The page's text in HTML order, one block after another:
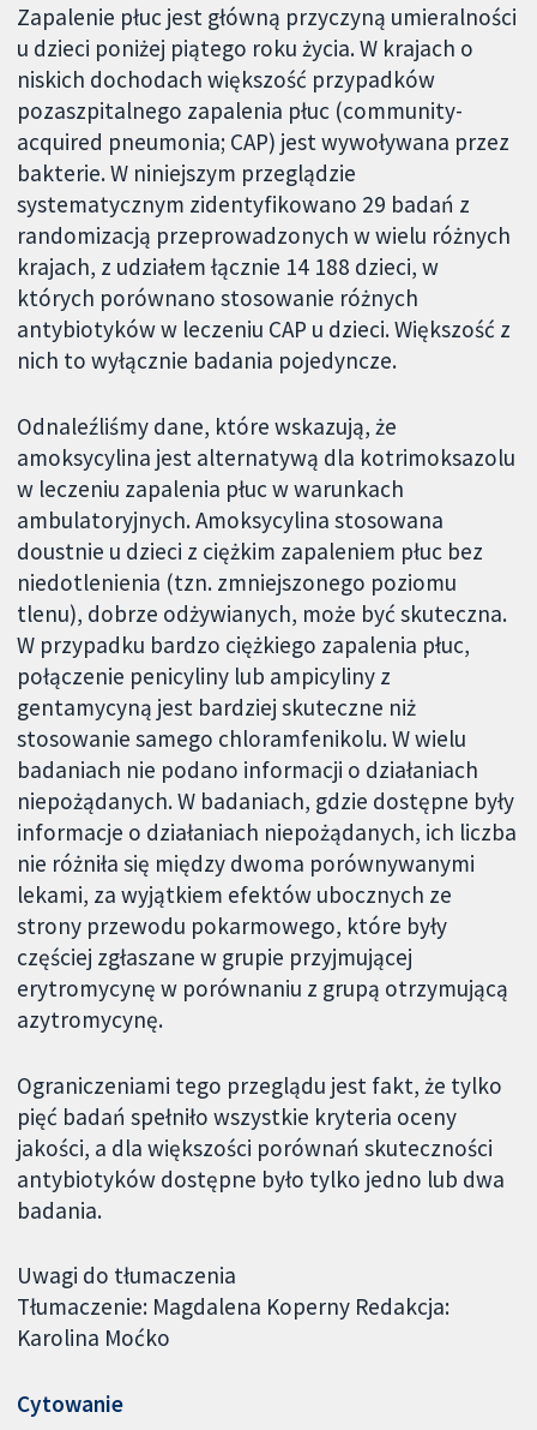
Zapalenie płuc jest główną przyczyną umieralności
u dzieci poniżej piątego roku życia. W krajach o
niskich dochodach większość przypadków
pozaszpitalnego zapalenia płuc (community-
acquired pneumonia; CAP) jest wywoływana przez
bakterie. W niniejszym przeglądzie
systematycznym zidentyfikowano 29 badań z
randomizacją przeprowadzonych w wielu różnych
krajach, z udziałem łącznie 14 188 dzieci, w
których porównano stosowanie różnych
antybiotyków w leczeniu CAP u dzieci. Większość z
nich to wyłącznie badania pojedyncze.
Odnaleźliśmy dane, które wskazują, że
amoksycylina jest alternatywą dla kotrimoksazolu
w leczeniu zapalenia płuc w warunkach
ambulatoryjnych. Amoksycylina stosowana
doustnie u dzieci z ciężkim zapaleniem płuc bez
niedotlenienia (tzn. zmniejszonego poziomu
tlenu), dobrze odżywianych, może być skuteczna.
W przypadku bardzo ciężkiego zapalenia płuc,
połączenie penicyliny lub ampicyliny z
gentamycyną jest bardziej skuteczne niż
stosowanie samego chloramfenikolu. W wielu
badaniach nie podano informacji o działaniach
niepożądanych. W badaniach, gdzie dostępne były
informacje o działaniach niepożądanych, ich liczba
nie różniła się między dwoma porównywanymi
lekami, za wyjątkiem efektów ubocznych ze
strony przewodu pokarmowego, które były
częściej zgłaszane w grupie przyjmującej
erytromycynę w porównaniu z grupą otrzymującą
azytromycynę.
Ograniczeniami tego przeglądu jest fakt, że tylko
pięć badań spełniło wszystkie kryteria oceny
jakości, a dla większości porównań skuteczności
antybiotyków dostępne było tylko jedno lub dwa
badania.
Uwagi do tłumaczenia
Tłumaczenie: Magdalena Koperny Redakcja:
Karolina Moćko
Cytowanie